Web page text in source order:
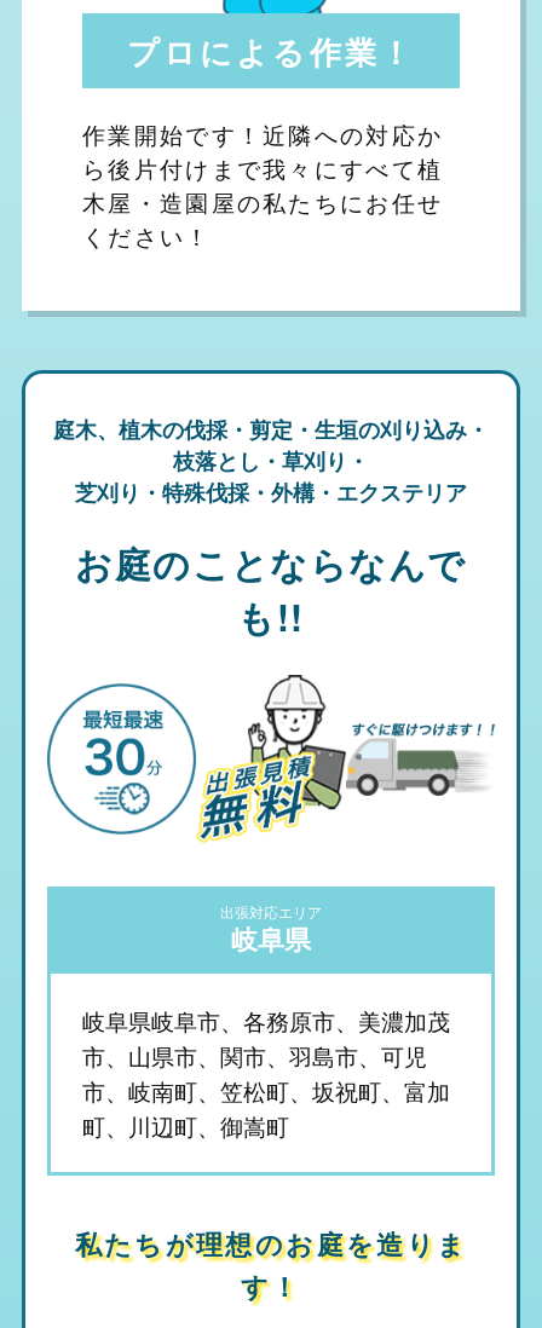
プロによる作業！
作業開始です！近隣への対応か
ら後片付けまで我々にすべて植
木屋・造園屋の私たちにお任せ
ください！
庭木、植木の伐採・剪定・生垣の刈り込み・
枝落とし・草刈り・
芝刈り・特殊伐採・外構・エクステリア
お庭のことならなんで
も!!
出張対応エリア
岐阜県
岐阜県岐阜市、各務原市、美濃加茂
市、山県市、関市、羽島市、可児
市、岐南町、笠松町、坂祝町、富加
町、川辺町、御嵩町
私たちが理想のお庭を造りま
す！